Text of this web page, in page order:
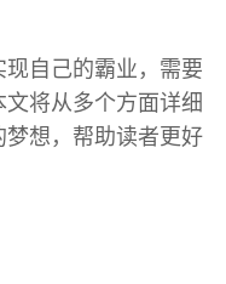
自己的霸业，需要
将从多个方面详细
想，帮助读者更好